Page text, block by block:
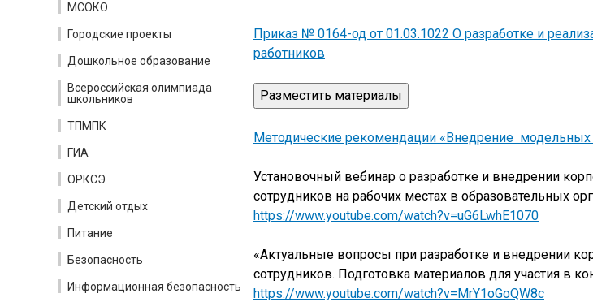
Приказ № 0164-од от 01.03.1022 О разработке и
работников
Разместить материалы
Методические рекомендации «Внедрение
Установочный вебинар о разработке и внедрении
сотрудников на рабочих местах в образовательных
https://www.youtube.com/watch?v=uG6LwhE1070
«Актуальные вопросы при разработке и внедрении
сотрудников. Подготовка материалов для участия в
https://www.youtube.com/watch?v=MrY1oGoQW8c
МСОКО
Городские проекты
Дошкольное образование
Всероссийская олимпиада
школьников
ТПМПК
ГИА
ОРКСЭ
Детский отдых
Питание
Безопасность
Информационная безопасность